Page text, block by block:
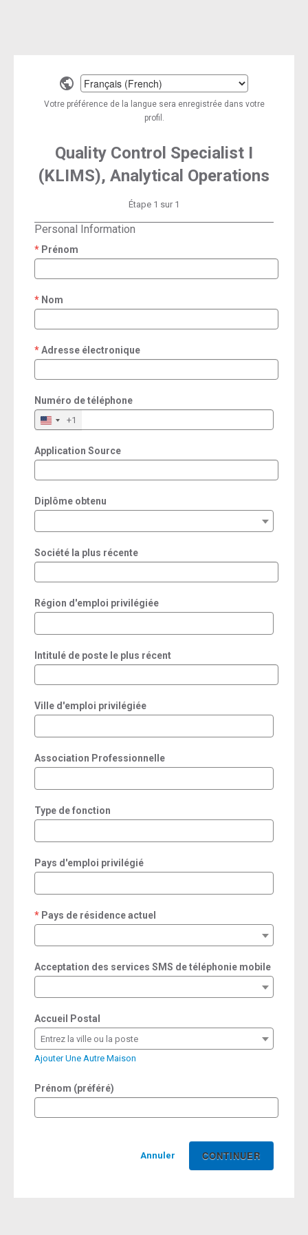
Select
a
language
Votre préférence de la langue sera enregistrée dans votre
profil.
Quality Control Specialist I
(KLIMS), Analytical Operations
Étape 1 sur 1
Personal Information
Prénom
required
Nom
required
Adresse électronique
required
Numéro de téléphone
+1
Application Source
Diplôme obtenu
Société la plus récente
Région d'emploi privilégiée
Intitulé de poste le plus récent
Ville d'emploi privilégiée
Association Professionnelle
Type de fonction
Pays d'emploi privilégié
Pays de résidence actuel
required
Acceptation des services SMS de téléphonie mobile
Accueil Postal
Entrez la ville ou la poste
Ajouter Une Autre Maison
Prénom (préféré)
Annuler